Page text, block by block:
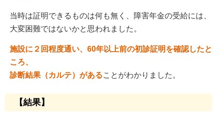
当時は証明できるものは何も無く、障害年金の受給には、
大変困難ではないかと思われました。
施設に２回程度通い、60年以上前の初診証明を確認したと
ころ、
診断結果（カルテ）があることがわかりました。
【結果】